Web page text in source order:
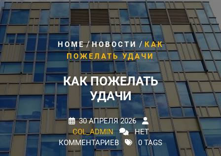
HOME/НОВОСТИ /КАК
ПОЖЕЛАТЬ УДАЧИ
КАК ПОЖЕЛАТЬ
УДАЧИ
30 АПРЕЛЯ 2026
COL_ADMIN
НЕТ
КОММЕНТАРИЕВ
0 TAGS